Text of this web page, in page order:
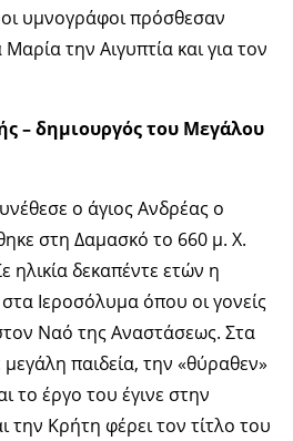
υμνογράφοι πρόσθεσαν
την Αιγυπτία και για τον
– δημιουργός του Μεγάλου
ο άγιος Ανδρέας ο
στη Δαμασκό το 660 μ. Χ.
ηλικία δεκαπέντε ετών η
Ιεροσόλυμα όπου οι γονείς
Ναό της Αναστάσεως. Στα
παιδεία, την «θύραθεν»
το έργο του έγινε στην
την Κρήτη φέρει τον τίτλο του